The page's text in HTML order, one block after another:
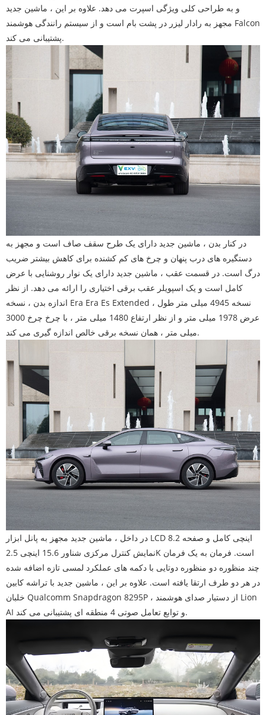
و به طراحی کلی ویژگی اسپرت می دهد. علاوه بر این ، ماشین جدید
مجهز به رادار لیزر در پشت بام است و از سیستم رانندگی هوشمند Falcon
پشتیبانی می کند.
در کنار بدن ، ماشین جدید دارای یک طرح سقف صاف است و مجهز به
دستگیره های درب پنهان و چرخ های کم کشنده برای کاهش بیشتر ضریب
درگ است. در قسمت عقب ، ماشین جدید دارای یک نوار روشنایی با عرض
کامل است و یک اسپویلر عقب برقی اختیاری را ارائه می دهد. از نظر
اندازه بدن ، نسخه Era Era Es Extended نسخه 4945 میلی متر طول ،
عرض 1978 میلی متر و از نظر ارتفاع 1480 میلی متر ، با چرخ چرخ 3000
میلی متر ، همان نسخه برقی خالص اندازه گیری می کند.
در داخل ، ماشین جدید مجهز به پانل ابزار LCD 8.2 اینچی کامل و صفحه
نمایش کنترل مرکزی شناور 15.6 اینچی 2.5K است. فرمان به یک فرمان
چند منظوره دو منظوره دوتایی با دکمه های عملکرد لمسی تازه اضافه شده
در هر دو طرف ارتقا یافته است. علاوه بر این ، ماشین جدید با تراشه کابین
خلبان Qualcomm Snapdragon 8295P ، از دستیار صدای هوشمند Lion
AI و توابع تعامل صوتی 4 منطقه ای پشتیبانی می کند.